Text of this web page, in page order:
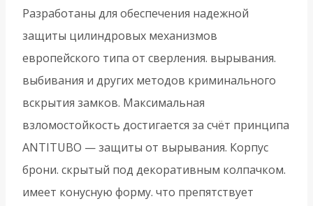
Хром
Разработаны для обеспечения надежной
защиты цилиндровых механизмов
европейского типа от сверления. вырывания.
выбивания и других методов криминального
вскрытия замков. Максимальная
взломостойкость достигается за счёт принципа
ANTITUBO — защиты от вырывания. Корпус
брони. скрытый под декоративным колпачком.
имеет конусную форму. что препятствует